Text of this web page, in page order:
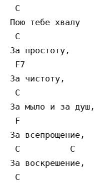
C
Пою тебе хвалу
C
За простоту,
F7
За чистоту,
C
За мыло и за душ,
F
За всепрощение,
C          C
За воскрешение,
C